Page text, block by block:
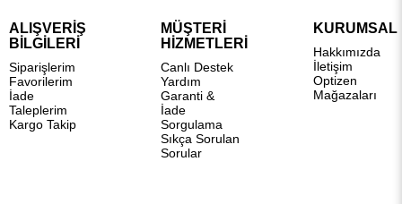
ALIŞVERİŞ
BİLGİLERİ
Siparişlerim
Favorilerim
İade
Taleplerim
Kargo Takip
MÜŞTERİ
HİZMETLERİ
Canlı Destek
Yardım
Garanti &
İade
Sorgulama
Sıkça Sorulan
Sorular
KURUMSAL
Hakkımızda
İletişim
Optizen
Mağazaları